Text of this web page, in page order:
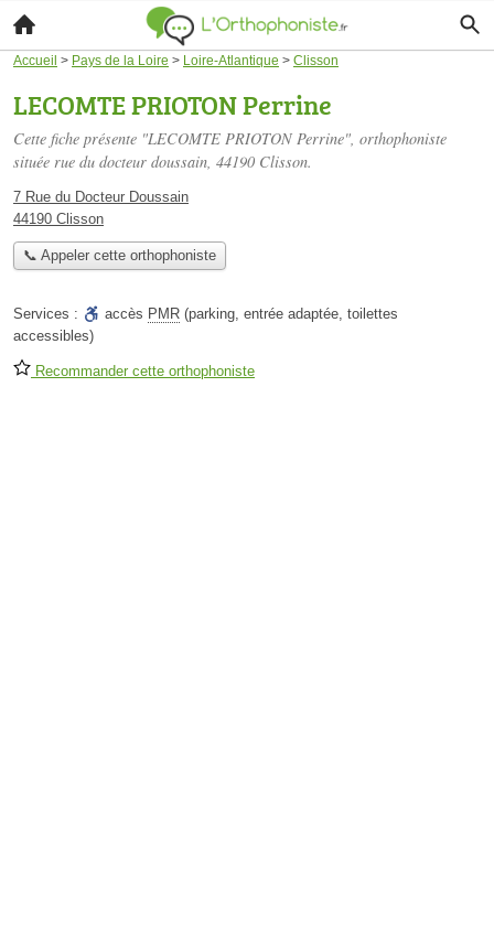
Accueil > Pays de la Loire > Loire-Atlantique > Clisson
LECOMTE PRIOTON Perrine
Cette fiche présente "LECOMTE PRIOTON Perrine", orthophoniste
située rue du docteur doussain, 44190 Clisson.
7 Rue du Docteur Doussain
44190 Clisson
📞 Appeler cette orthophoniste
Services : accès PMR (parking, entrée adaptée, toilettes
accessibles)
Recommander cette orthophoniste